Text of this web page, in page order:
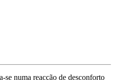
se numa reacção de desconforto